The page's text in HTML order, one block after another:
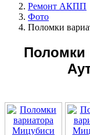
Ремонт АКПП
Фото
Поломки
Поломки